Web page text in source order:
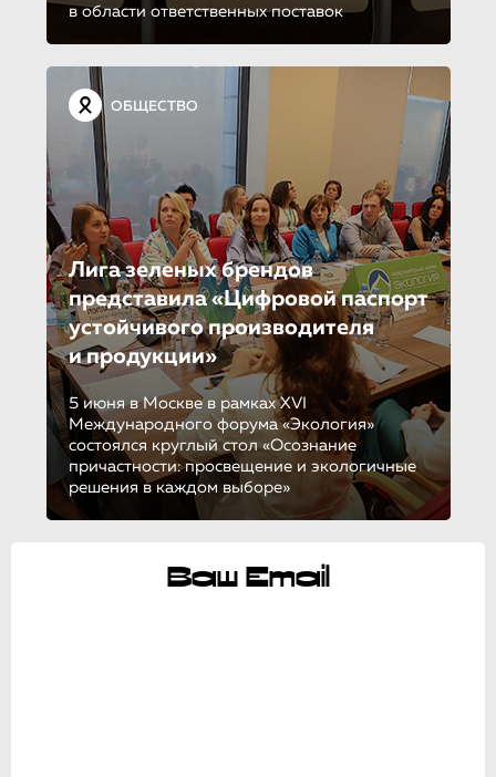
в области ответственных поставок
ОБЩЕСТВО
Лига зеленых брендов
представила «Цифровой паспорт
устойчивого производителя
и продукции»
5 июня в Москве в рамках XVI
Международного форума «Экология»
состоялся круглый стол «Осознание
причастности: просвещение и экологичные
решения в каждом выборе»
Ваш Email